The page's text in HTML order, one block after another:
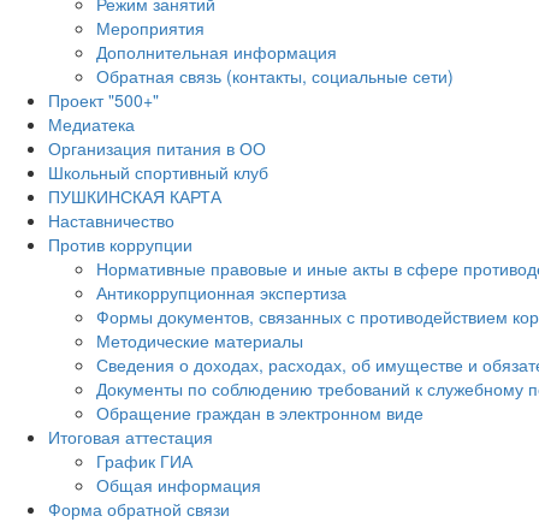
Мероприятия
Дополнительная информация
Обратная связь (контакты, социальные сети)
Проект "500+"
Медиатека
Организация питания в ОО
Школьный спортивный клуб
ПУШКИНСКАЯ КАРТА
Наставничество
Против коррупции
Нормативные правовые и иные акты в сфере
Антикоррупционная экспертиза
Формы документов, связанных с противодействием
Методические материалы
Сведения о доходах, расходах, об имуществе и
Документы по соблюдению требований к служебному
Обращение граждан в электронном виде
Итоговая аттестация
График ГИА
Общая информация
Форма обратной связи